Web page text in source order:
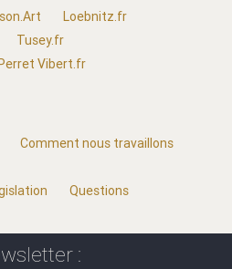
Loebnitz.fr
Tusey.fr
Vibert.fr
Comment nous travaillons
Questions
: